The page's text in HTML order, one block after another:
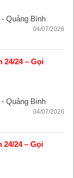
Quảng Bình
04/07/2026
24/24 – Gọi
Quảng Bình
04/07/2026
24/24 – Gọi